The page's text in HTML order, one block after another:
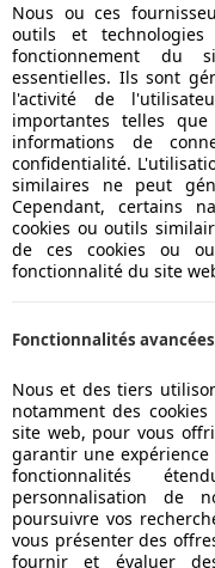
Nous ou ces
outils et technologies
fonctionnement du
essentielles. Ils sont
l'activité de
importantes telles
informations de
confidentialité.
similaires ne peut
Cependant, certains
cookies ou outils
de ces cookies ou
fonctionnalité du site
Fonctionnalités
Nous et des tiers
notamment des
site web, pour vous
garantir une expérience
fonctionnalités
personnalisation de
poursuivre vos
vous présenter des
fournir et évaluer